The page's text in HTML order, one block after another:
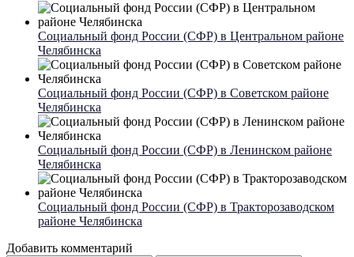
Социальный фонд России (СФР) в Центральном районе
Челябинска
Социальный фонд России (СФР) в Советском районе
Челябинска
Социальный фонд России (СФР) в Ленинском районе
Челябинска
Социальный фонд России (СФР) в Тракторозаводском
районе Челябинска
Добавить комментарий